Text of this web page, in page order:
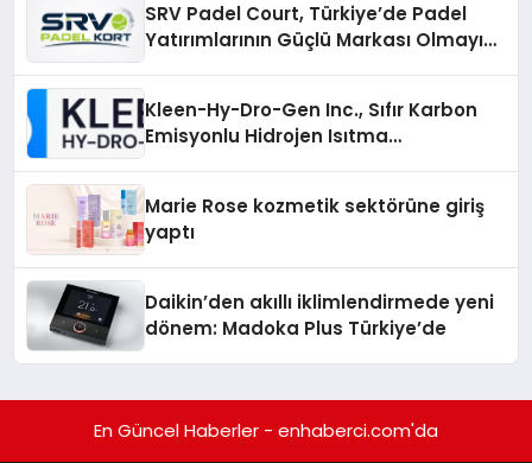
SRV Padel Court, Türkiye’de Padel
Yatırımlarının Güçlü Markası Olmayı
Kleen-Hy-Dro-Gen Inc., Sıfır Karbon
Emisyonlu Hidrojen Isıtma
Marie Rose kozmetik sektörüne giriş
yaptı
Daikin’den akıllı iklimlendirmede yeni
dönem: Madoka Plus Türkiye’de
En Güncel Haberler - enhaberci.com'da